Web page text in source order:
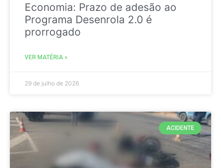
Economia: Prazo de adesão ao
Programa Desenrola 2.0 é
prorrogado
VER MATÉRIA »
29 de julho de 2026
ACIDENTE